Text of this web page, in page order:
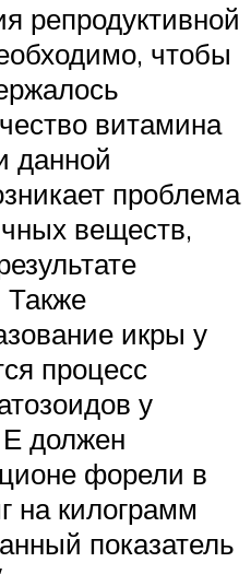
репродуктивной
чтобы
витамина
данной
проблема
веществ,
Также
икры у
процесс
у
должен
форели в
на килограмм
показатель